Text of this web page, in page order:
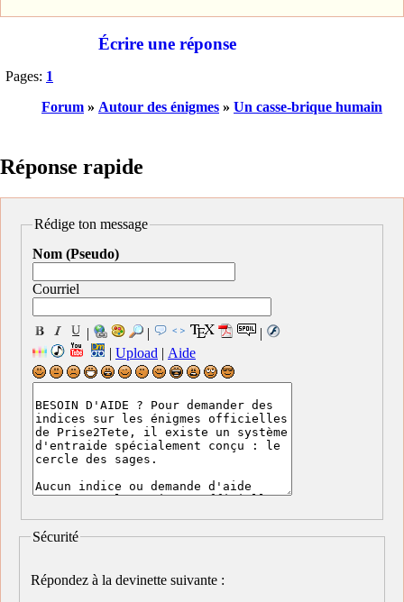
Écrire une réponse
Pages: 1
Forum » Autour des énigmes » Un casse-brique humain
Réponse rapide
Rédige ton message
Nom (Pseudo)
Courriel
| |
|
| Upload | Aide
Sécurité
Répondez à la devinette suivante :